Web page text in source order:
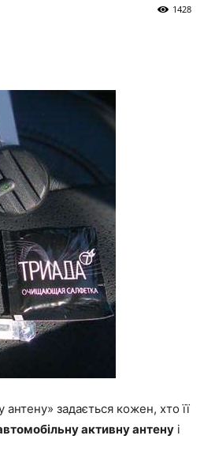
1428
задається кожен, хто її
активну антену і